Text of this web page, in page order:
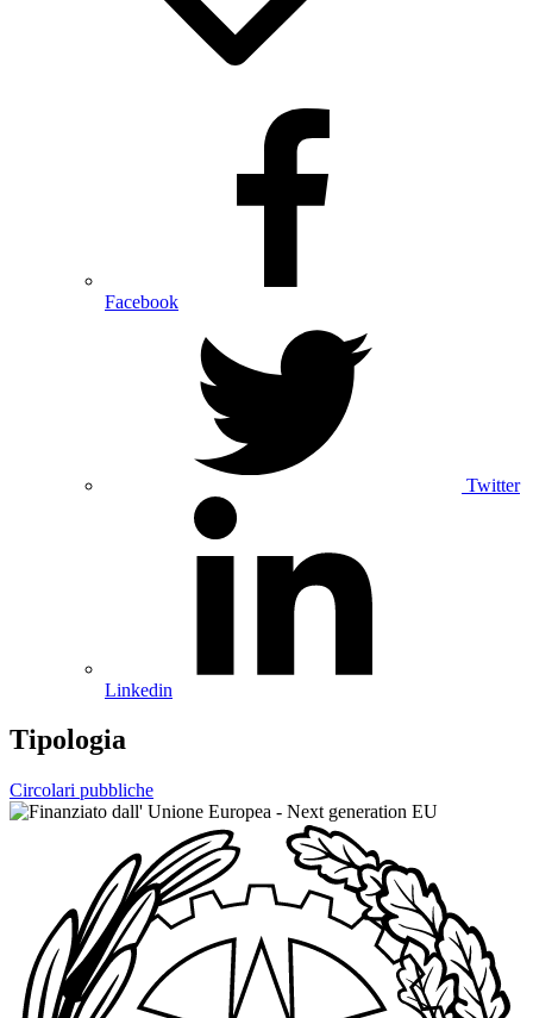
Facebook
Twitter
Linkedin
Tipologia
Circolari pubbliche